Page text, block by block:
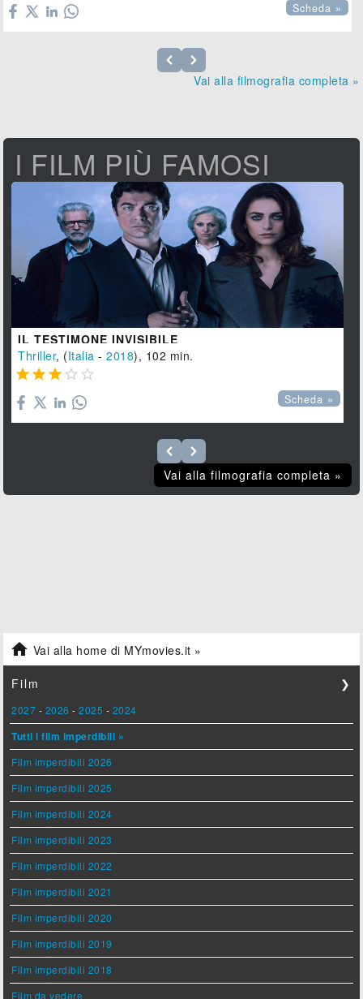
Scheda »
Vai alla filmografia completa »
I FILM PIÙ FAMOSI
IL TESTIMONE INVISIBILE
Thriller, (Italia -2018), 102 min.
    
Scheda »
Vai alla filmografia completa »
 Vai alla home di MYmovies.it »
Film ❯
2027 - 2026 -2025 - 2024
Tutti i film imperdibili »
Film imperdibili 2026
Film imperdibili 2025
Film imperdibili 2024
Film imperdibili 2023
Film imperdibili 2022
Film imperdibili 2021
Film imperdibili 2020
Film imperdibili 2019
Film imperdibili 2018
Film da vedere